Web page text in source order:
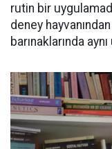
rutin bir
deney
barınaklarında